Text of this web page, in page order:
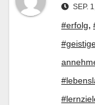
SEP.
#erfolg,